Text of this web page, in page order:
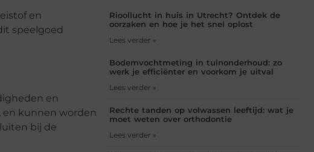
en
speelgoed
en
en kunnen worden
bij de
Rioollucht in huis in Utrecht? Ontdek de
oorzaken en hoe je het snel oplost
Lees verder »
Bodemvochtmeting in tuinonderhoud: zo
werk je efficiënter en voorkom je uitval
Lees verder »
Rechte tanden op volwassen leeftijd: wat je
moet weten over orthodontie
Lees verder »